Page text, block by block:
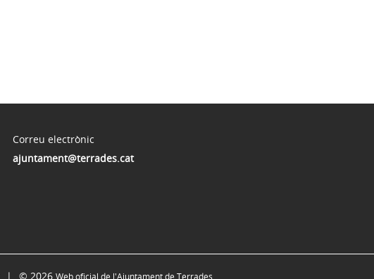
Correu electrònic
ajuntament@terrades.cat
© 2026